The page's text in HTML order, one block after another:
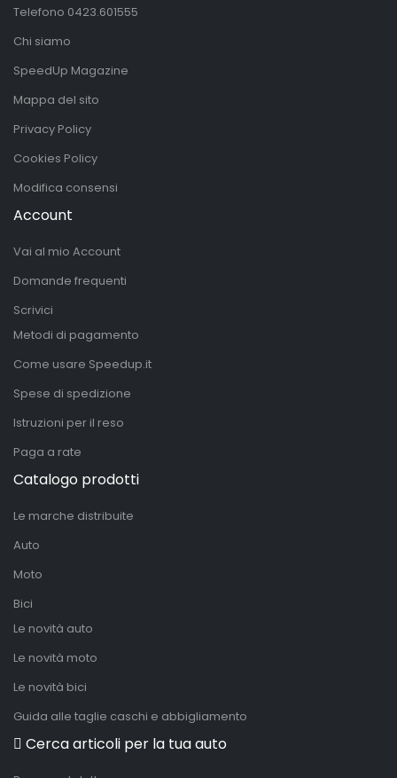
Telefono 0423.601555
Chi siamo
SpeedUp Magazine
Mappa del sito
Privacy Policy
Cookies Policy
Modifica consensi
Account
Vai al mio Account
Domande frequenti
Scrivici
Metodi di pagamento
Come usare Speedup.it
Spese di spedizione
Istruzioni per il reso
Paga a rate
Catalogo prodotti
Le marche distribuite
Auto
Moto
Bici
Le novità auto
Le novità moto
Le novità bici
Guida alle taglie caschi e abbigliamento
Cerca articoli per la tua auto